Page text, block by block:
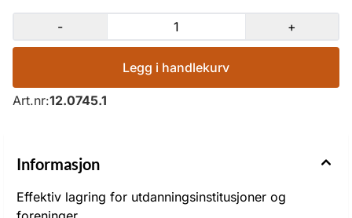
Farge antrasitt inkludert lås og nøkkel
- +
Legg i handlekurv
Art.nr:12.0745.1
Informasjon
Effektiv lagring for utdanningsinstitusjoner og